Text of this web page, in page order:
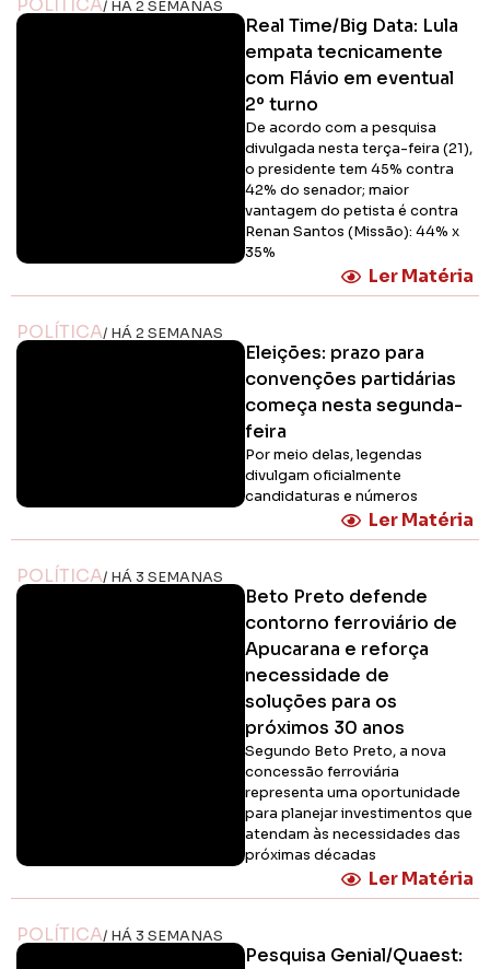
POLÍTICA/ HÁ 2 SEMANAS
Real Time/Big Data: Lula
empata tecnicamente
com Flávio em eventual
2º turno
De acordo com a pesquisa
divulgada nesta terça-feira (21),
o presidente tem 45% contra
42% do senador; maior
vantagem do petista é contra
Renan Santos (Missão): 44% x
35%
Ler Matéria
POLÍTICA/ HÁ 2 SEMANAS
Eleições: prazo para
convenções partidárias
começa nesta segunda-
feira
Por meio delas, legendas
divulgam oficialmente
candidaturas e números
Ler Matéria
POLÍTICA/ HÁ 3 SEMANAS
Beto Preto defende
contorno ferroviário de
Apucarana e reforça
necessidade de
soluções para os
próximos 30 anos
Segundo Beto Preto, a nova
concessão ferroviária
representa uma oportunidade
para planejar investimentos que
atendam às necessidades das
próximas décadas
Ler Matéria
POLÍTICA/ HÁ 3 SEMANAS
Pesquisa Genial/Quaest: